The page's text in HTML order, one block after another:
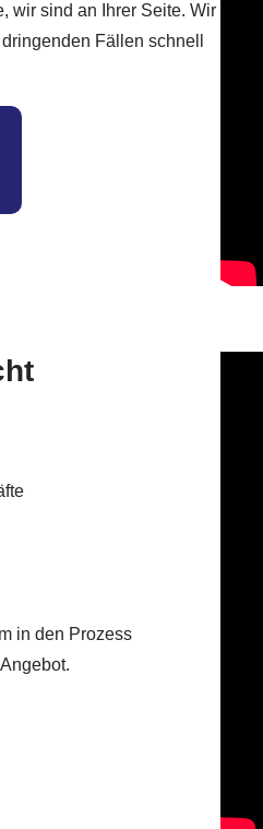
wir sind an Ihrer Seite. Wir
Fällen schnell
in den Prozess